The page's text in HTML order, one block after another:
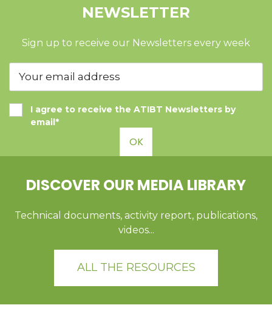
NEWSLETTER
Sign up to receive our Newsletters every week
I agree to receive the ATIBT Newsletters by
email*
OK
DISCOVER OUR MEDIA LIBRARY
Technical documents, activity report, publications,
videos...
ALL THE RESOURCES